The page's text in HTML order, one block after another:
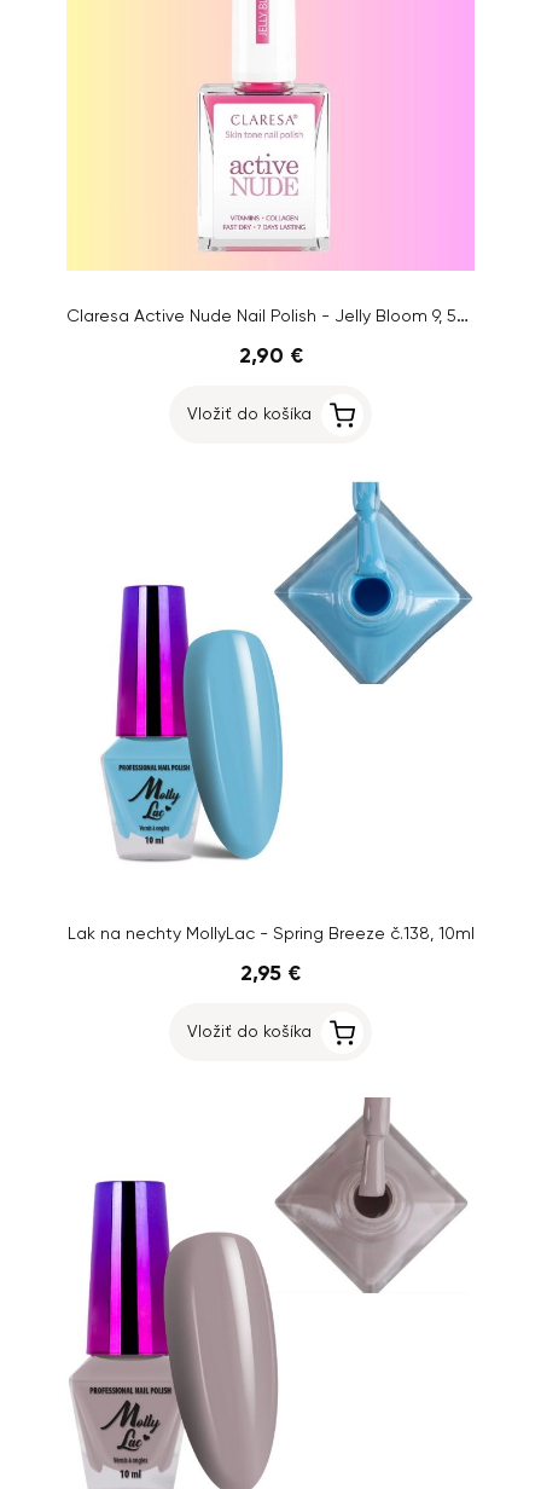
Claresa Active Nude Nail Polish - Jelly Bloom 9, 5ml
2,90 €
Vložiť do košíka
Lak na nechty MollyLac - Spring Breeze č.138, 10ml
2,95 €
Vložiť do košíka